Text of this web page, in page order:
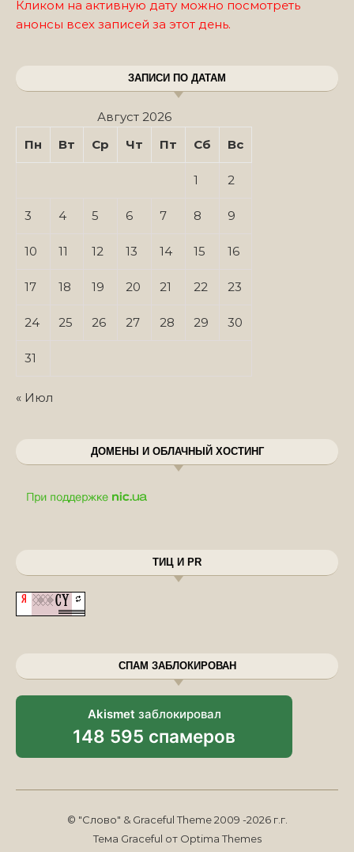
Кликом на активную дату можно посмотреть
анонсы всех записей за этот день.
ЗАПИСИ ПО ДАТАМ
Август 2026
Пн
Вт Ср Чт Пт Сб Вс
1 2
3 4 5 6 7 8 9
10 11 12 13 14 15 16
17 18 19 20 21 22 23
24 25 26 27 28 29 30
31
« Июл
ДОМЕНЫ И ОБЛАЧНЫЙ ХОСТИНГ
ТИЦ И PR
СПАМ ЗАБЛОКИРОВАН
Akismet заблокировал
148 595 спамеров
© "Слово" & Graceful Theme 2009 -2026 г.г.
Тема Graceful от Optima Themes